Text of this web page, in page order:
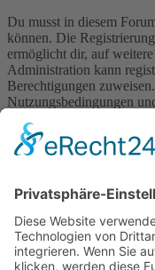
Du musst in diesem
können. Die
ermöglicht dir, auf
Administration kann
Berechtigungen
Nutzungsbedingungen
wenn du dich in diesem
Foren-Übersicht
Alle Zeiten sind